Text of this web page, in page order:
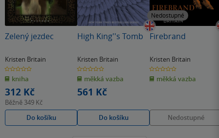
Zelený jezdec
Kristen Britain
0.0
z
5
hvězdiček
kniha
312 Kč
Běžně 349 Kč
Do košíku
High King''s Tomb
Kristen Britain
0.0
z
5
hvězdiček
měkká vazba
561 Kč
Do košíku
Nedostupné
Firebrand
Kristen Britain
0.0
z
5
hvězdiček
měkká vazba
Nedostupné